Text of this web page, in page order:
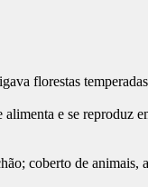
florestas
e se reproduz
coberto de animais,